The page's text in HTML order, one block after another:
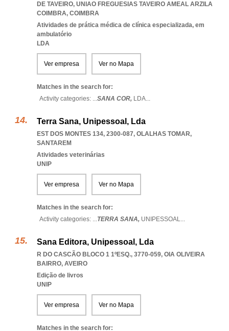
DE TAVEIRO, UNIAO FREGUESIAS TAVEIRO AMEAL ARZILA
COIMBRA, COIMBRA
Atividades de prática médica de clínica especializada, em
ambulatório
LDA
Ver empresa Ver no Mapa
Matches in the search for:
Activity categories: ...SANA COR, LDA...
Terra Sana, Unipessoal, Lda
EST DOS MONTES 134, 2300-087, OLALHAS TOMAR,
SANTAREM
Atividades veterinárias
UNIP
Ver empresa Ver no Mapa
Matches in the search for:
Activity categories: ...TERRA SANA, UNIPESSOAL...
Sana Editora, Unipessoal, Lda
R DO CASCÃO BLOCO 1 1ºESQ., 3770-059, OIA OLIVEIRA
BAIRRO, AVEIRO
Edição de livros
UNIP
Ver empresa Ver no Mapa
Matches in the search for: